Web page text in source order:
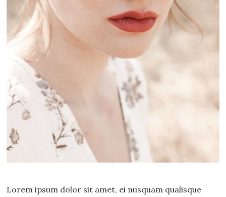
Lorem ipsum dolor sit amet, ei nusquam qualisque